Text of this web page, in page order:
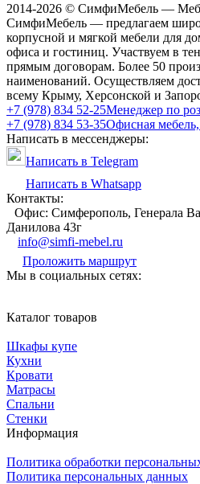
2014-2026 © СимфиМебель —
СимфиМебель — предлагаем
корпусной и мягкой мебели для
офиса и гостиниц. Участвуем в
прямым договорам. Более 50
наименований. Осуществляем
всему Крыму, Херсонской и
+7 (978) 834 52-25Менеджер по
+7 (978) 834 53-35Офисная
Написать в мессенджеры:
Написать в Telegram
Написать в Whatsapp
Контакты:
Офис: Симферополь, Генерала
Данилова 43г
info@simfi-mebel.ru
Проложить маршрут
Мы в социальных сетях:
Каталог товаров
Шкафы купе
Кухни
Кровати
Матрасы
Cпальни
Стенки
Информация
Политика обработки
Политика персональных данных